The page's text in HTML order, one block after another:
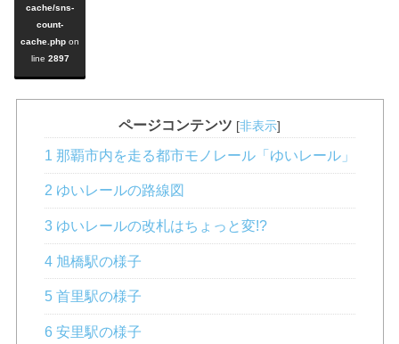
cache/sns-
count-
cache.php on
line 2897
ページコンテンツ [非表示]
1 那覇市内を走る都市モノレール「ゆいレール」
2 ゆいレールの路線図
3 ゆいレールの改札はちょっと変!?
4 旭橋駅の様子
5 首里駅の様子
6 安里駅の様子